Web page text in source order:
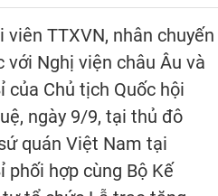
viên TTXVN, nhân chuyến
Nghị viện châu Âu và
của Chủ tịch Quốc hội
ngày 9/9, tại thủ đô
quán Việt Nam tại
phối hợp cùng Bộ Kế